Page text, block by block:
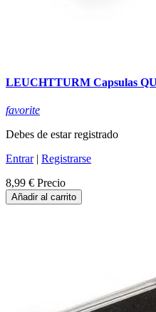
LEUCHTTURM Capsulas
favorite
Debes de estar registrado
Entrar| Registrarse
8,99 € Precio
Añadir al carrito